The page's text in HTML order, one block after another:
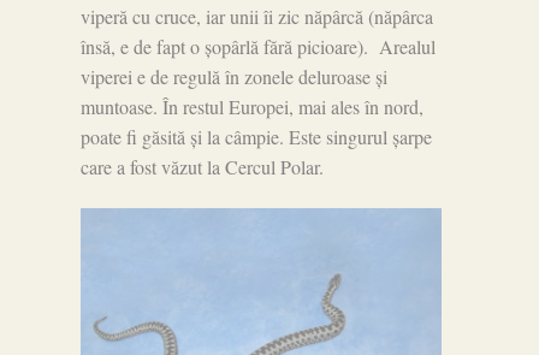
viperă cu cruce, iar unii îi zic năpârcă (năpârca
însă, e de fapt o șopârlă fără picioare). Arealul
viperei e de regulă în zonele deluroase și
muntoase. În restul Europei, mai ales în nord,
poate fi găsită și la câmpie. Este singurul șarpe
care a fost văzut la Cercul Polar.